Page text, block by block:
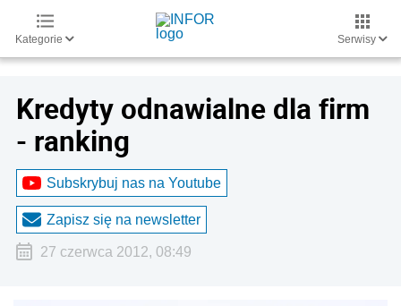
Kategorie Serwisy
Kredyty odnawialne dla firm
- ranking
Subskrybuj nas na Youtube
Zapisz się na newsletter
27 czerwca 2012, 08:49